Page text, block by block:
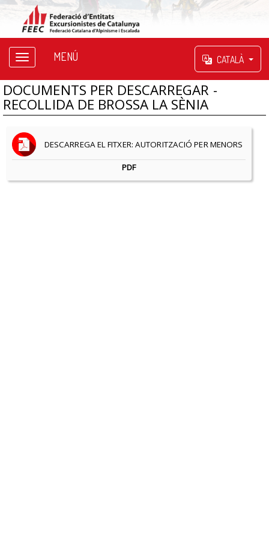
MENÚ CATALÀ
DOCUMENTS PER DESCARREGAR -
RECOLLIDA DE BROSSA LA SÈNIA
DESCARREGA EL FITXER: AUTORITZACIÓ PER MENORS
PDF